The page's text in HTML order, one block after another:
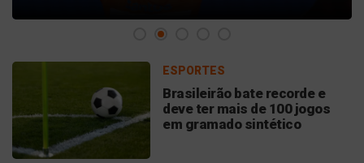
ESPORTES
Brasileirão bate recorde e
deve ter mais de 100 jogos
em gramado sintético